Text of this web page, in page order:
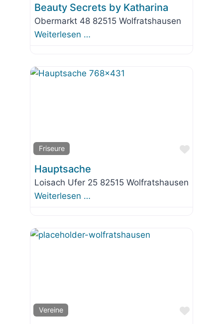
Beauty Secrets by Katharina
Obermarkt 48 82515 Wolfratshausen
Weiterlesen …
Friseure
Favorit
Hauptsache
Loisach Ufer 25 82515 Wolfratshausen
Weiterlesen …
Vereine Favorit